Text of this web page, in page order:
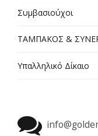
Συμβασιούχοι
ΤΑΜΠΑΚΟΣ &
Υπαλληλικό Δίκαιο